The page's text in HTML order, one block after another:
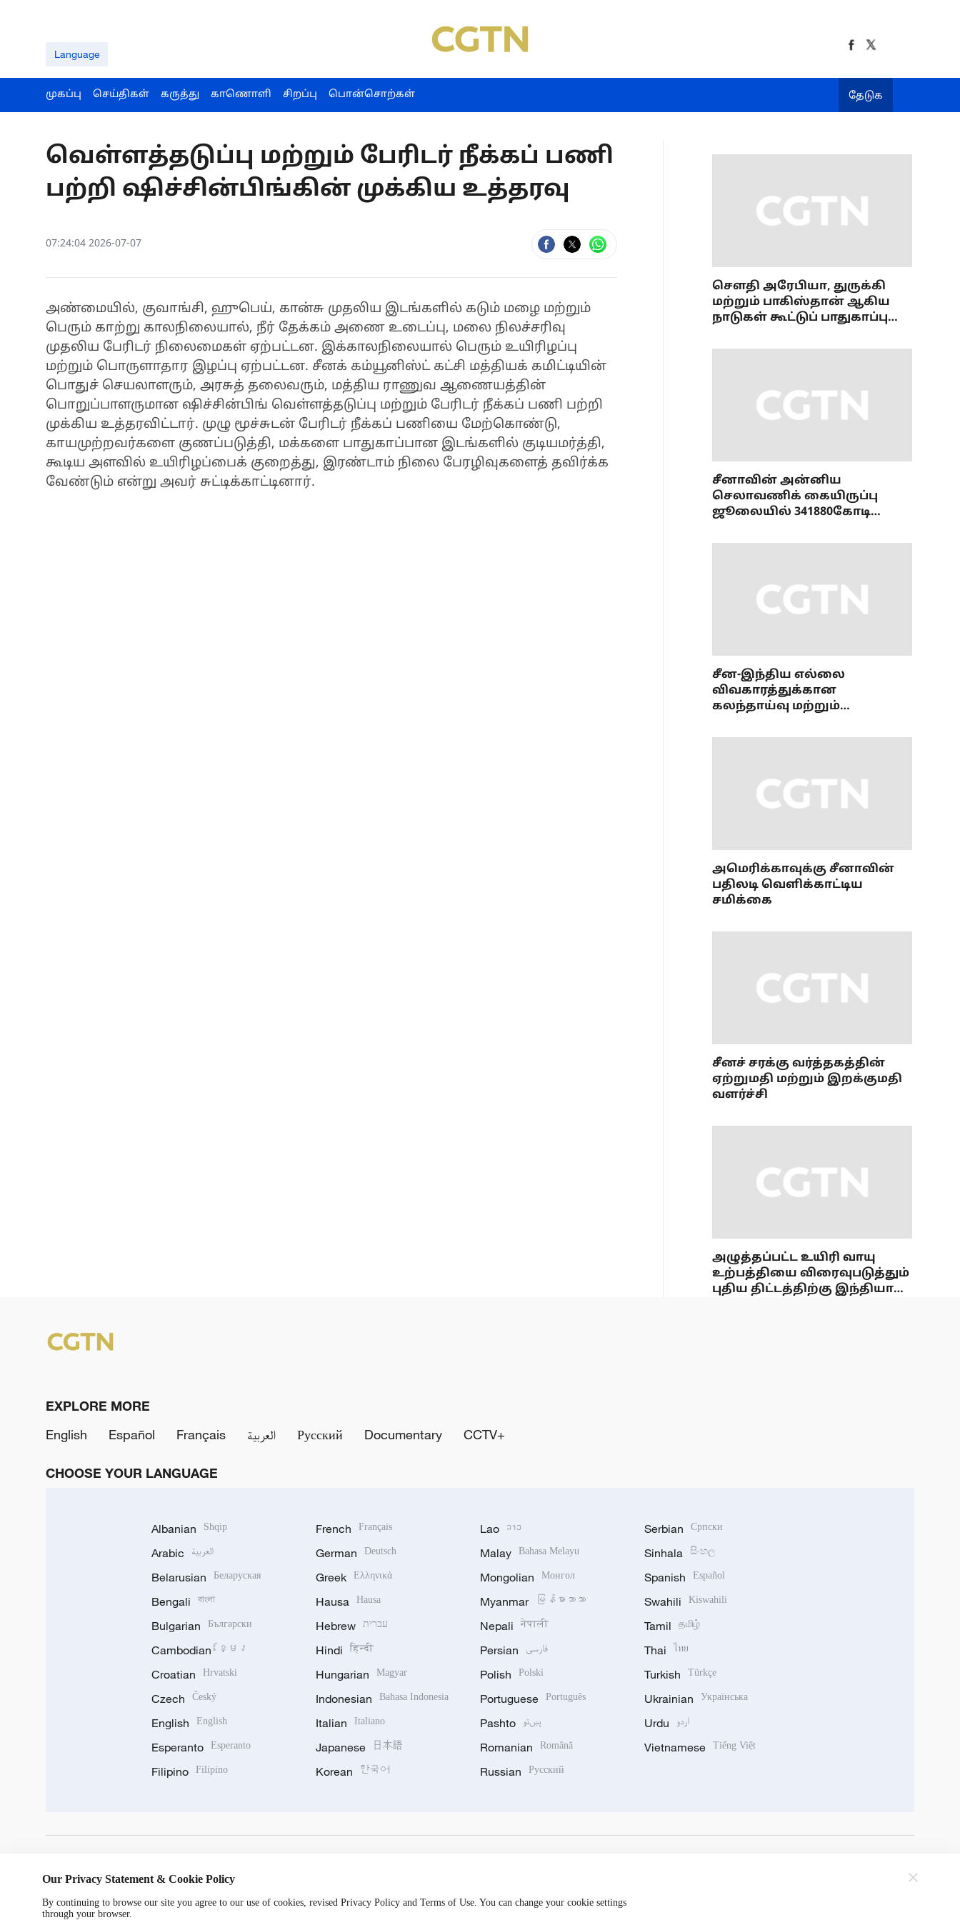
Language
முகப்பு செய்திகள் கருத்து காணொளி சிறப்பு பொன்சொற்கள் தேடுக
வெள்ளத்தடுப்பு மற்றும் பேரிடர் நீக்கப் பணி
பற்றி ஷிச்சின்பிங்கின் முக்கிய உத்தரவு
07:24:04 2026-07-07
அண்மையில், குவாங்சி, ஹுபெய், கான்சு முதலிய இடங்களில் கடும் மழை மற்றும்
பெரும் காற்று காலநிலையால், நீர் தேக்கம் அணை உடைப்பு, மலை நிலச்சரிவு
முதலிய பேரிடர் நிலைமைகள் ஏற்பட்டன. இக்காலநிலையால் பெரும் உயிரிழப்பு
மற்றும் பொருளாதார இழப்பு ஏற்பட்டன. சீனக் கம்யூனிஸ்ட் கட்சி மத்தியக் கமிட்டியின்
பொதுச் செயலாளரும், அரசுத் தலைவரும், மத்திய ராணுவ ஆணையத்தின்
பொறுப்பாளருமான ஷிச்சின்பிங் வெள்ளத்தடுப்பு மற்றும் பேரிடர் நீக்கப் பணி பற்றி
முக்கிய உத்தரவிட்டார். முழு மூச்சுடன் பேரிடர் நீக்கப் பணியை மேற்கொண்டு,
காயமுற்றவர்களை குணப்படுத்தி, மக்களை பாதுகாப்பான இடங்களில் குடியமர்த்தி,
கூடிய அளவில் உயிரிழப்பைக் குறைத்து, இரண்டாம் நிலை பேரழிவுகளைத் தவிர்க்க
வேண்டும் என்று அவர் சுட்டிக்காட்டினார்.
செளதி அரேபியா, துருக்கி
மற்றும் பாகிஸ்தான் ஆகிய
நாடுகள் கூட்டுப் பாதுகாப்பு
சீனாவின் அன்னிய
செலாவணிக் கையிருப்பு
ஜூலையில் 341880கோடி
சீன-இந்திய எல்லை
விவகாரத்துக்கான
கலந்தாய்வு மற்றும்
அமைப்புமுறை பற்றிய 36வது
அமெரிக்காவுக்கு சீனாவின்
பதிலடி வெளிக்காட்டிய
சமிக்கை
சீனச் சரக்கு வர்த்தகத்தின்
ஏற்றுமதி மற்றும் இறக்குமதி
வளர்ச்சி
அழுத்தப்பட்ட உயிரி வாயு
உற்பத்தியை விரைவுபடுத்தும்
புதிய திட்டத்திற்கு இந்தியா
EXPLORE MORE
English
Español Français العربية Русский Documentary CCTV+
CHOOSE YOUR LANGUAGE
Albanian Shqip
Arabic العربية
Belarusian Беларуская
Bengali বাংলা
Bulgarian Български
Cambodian ខ្មែរ
Croatian Hrvatski
Czech Český
English English
Esperanto Esperanto
Filipino Filipino
French Français
German Deutsch
Greek Ελληνικά
Hausa Hausa
Hebrew עברית
Hindi हिन्दी
Hungarian Magyar
Indonesian Bahasa Indonesia
Italian Italiano
Japanese 日本語
Korean 한국어
Lao ລາວ
Malay Bahasa Melayu
Mongolian Монгол
Myanmar မြန်မာဘာသာ
Nepali नेपाली
Persian فارسی
Polish Polski
Portuguese Português
Pashto پښتو
Romanian Română
Russian Русский
Serbian Српски
Sinhala සිංහල
Spanish Español
Swahili Kiswahili
Tamil தமிழ்
Thai ไทย
Turkish Türkçe
Ukrainian Українська
Urdu اردو
Vietnamese Tiếng Việt
Our Privacy Statement & Cookie Policy
By continuing to browse our site you agree to our use of cookies, revised Privacy Policy and Terms of Use. You can change your cookie settings
through your browser.